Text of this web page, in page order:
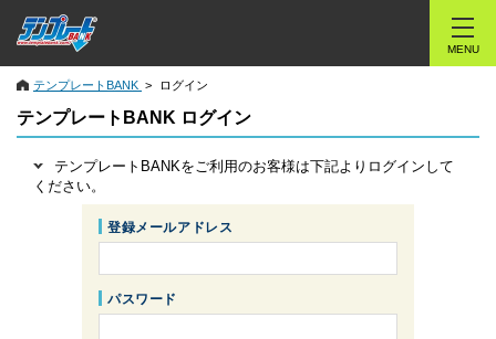
MENU
テンプレートBANK ログイン
テンプレートBANK ログイン
テンプレートBANKをご利用のお客様は下記よりログインして
ください。
登録メールアドレス
パスワード